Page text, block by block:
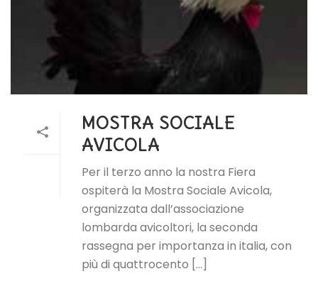
MOSTRA SOCIALE
AVICOLA
Per il terzo anno la nostra Fiera
ospiterà la Mostra Sociale Avicola,
organizzata dall’associazione
lombarda avicoltori, la seconda
rassegna per importanza in italia, con
più di quattrocento [...]